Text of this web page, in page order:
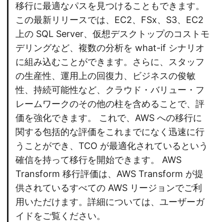
移行に最適なパスを見つけることもできます。
この最新リリースでは、EC2、FSx、S3、EC2
上の SQL Server、仮想デスクトップのコストモ
デリングなど、複数の分析を what-if シナリオ
に組み込むことができます。さらに、スタッフ
の生産性、運用上の回復力、ビジネスの俊敏
性、持続可能性など、クラウド・バリュー・フ
レームワークのその他の柱を含めることで、評
価を強化できます。 これで、AWS への移行に
関する包括的な評価をこれまでになく迅速に行
うことができ、TCO が最適化されているという
確信を持って移行を開始できます。 AWS
Transform 移行評価は、AWS Transform が提
供されているすべての AWS リージョンでご利
用いただけます。詳細については、ユーザーガ
イドをご覧ください。